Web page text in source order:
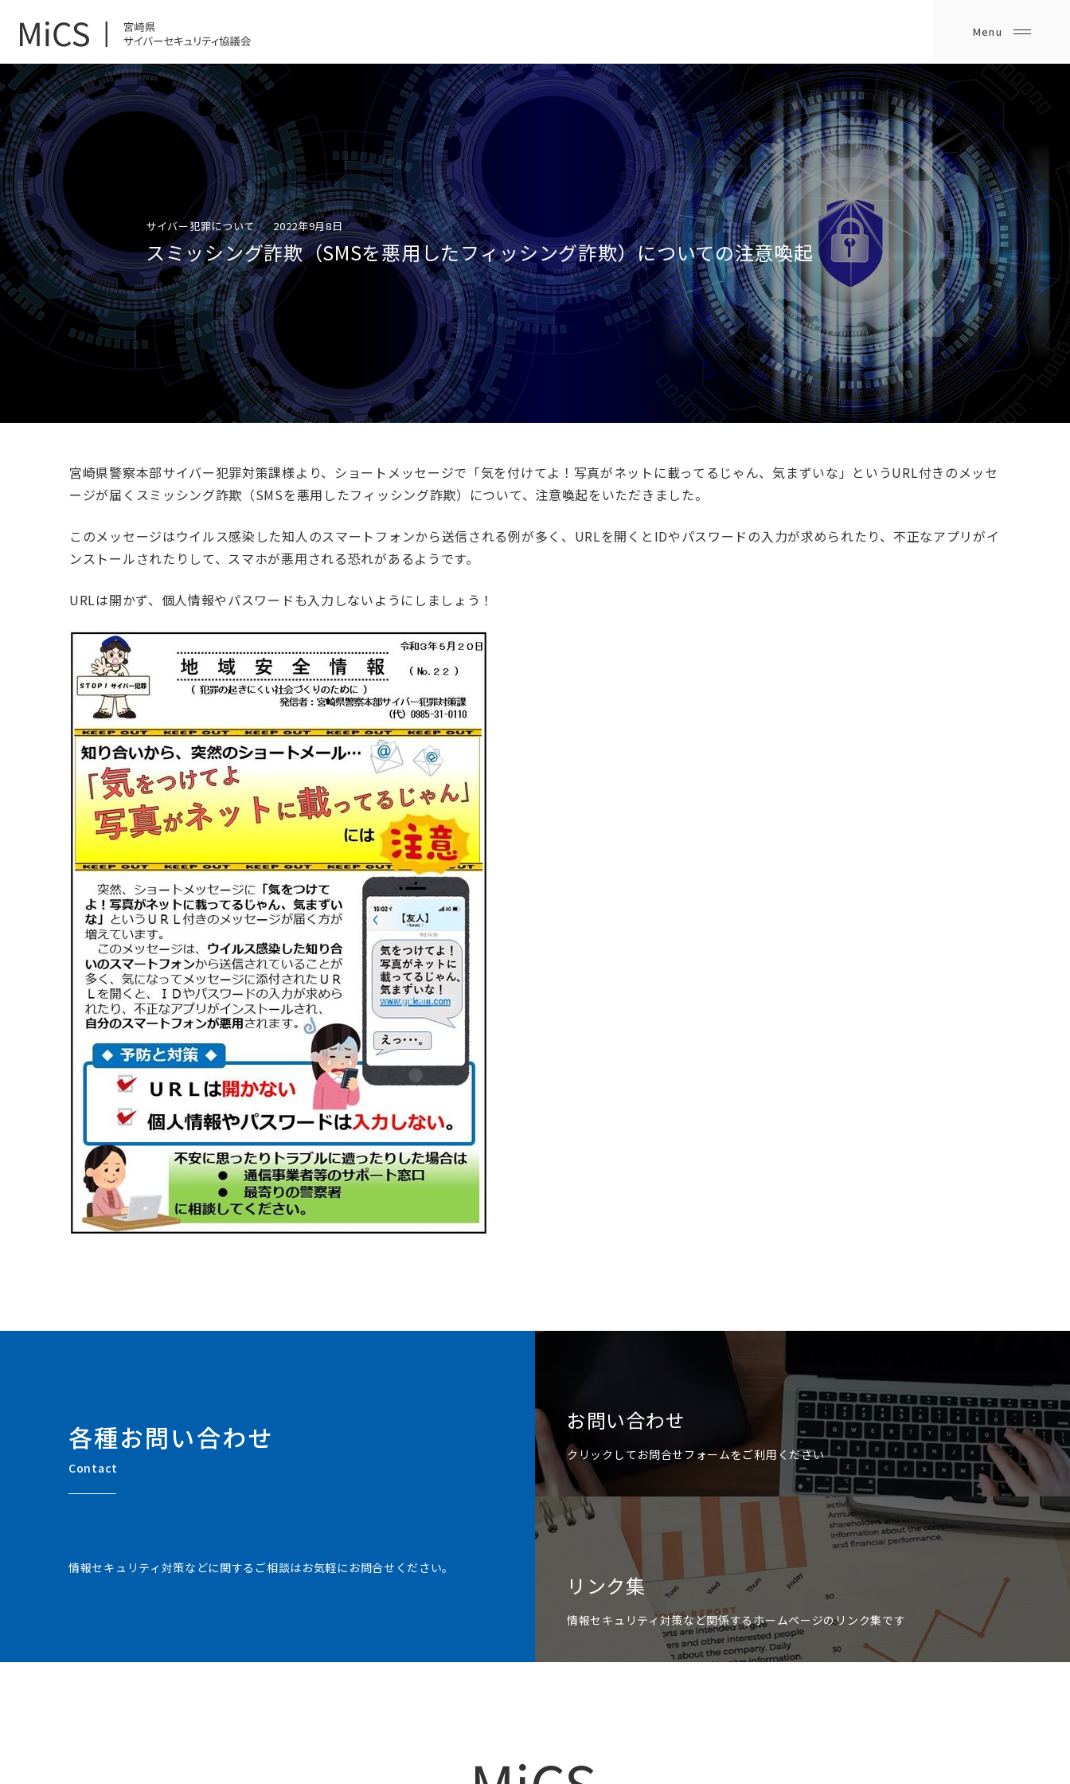
サイバー犯罪について 2022年9月8日
スミッシング詐欺（SMSを悪用したフィッシング詐欺）についての注意喚起
宮崎県警察本部サイバー犯罪対策課様より、ショートメッセージで「気を付けてよ！写真がネットに載ってるじゃん、気まずいな」というURL付きのメッセ
ージが届くスミッシング詐欺（SMSを悪用したフィッシング詐欺）について、注意喚起をいただきました。
このメッセージはウイルス感染した知人のスマートフォンから送信される例が多く、URLを開くとIDやパスワードの入力が求められたり、不正なアプリがイ
ンストールされたりして、スマホが悪用される恐れがあるようです。
URLは開かず、個人情報やパスワードも入力しないようにしましょう！
各種お問い合わせ
Contact
情報セキュリティ対策などに関するご相談はお気軽にお問合せください。
お問い合わせ
クリックしてお問合せフォームをご利用ください
リンク集
情報セキュリティ対策など関係するホームページのリンク集です